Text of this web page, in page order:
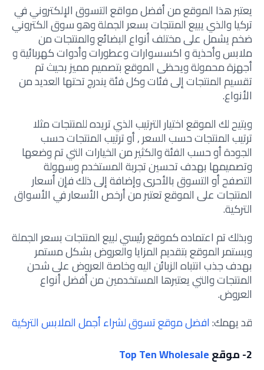
يعتبر هذا الموقع من أفضل مواقع التسوق الإلكتروني في
تركيا والذي يبيع المنتجات بسعر الجملة وهو سوق الكتروني
ضخم يشمل على مختلف أنواع البضائع والمنتجات من
ملابس وأحذية و اكسسوارات وعطورات وأدوات كهربائية و
أجهزة محمولة ويحظى الموقع بتصميم مميز بحيث تم
تقسيم المنتجات إلى فئات وكل فئة يندرج تحتها العديد من
الأنواع.
ويتيح لك الموقع اختيار الترتيب الذي تريده للمنتجات مثلا
ترتيب المنتجات حسب السعر , أو ترتيب المنتجات حسب
الجودة أو حسب الفئة والكثير من الخيارات التي تم وضعها
وتصميمها بهدف تحسين تجربة المستخدم وسهولة
التصفح أو التسوق بالأحرى وإضافة إلى ذلك فإن أسعار
المنتجات على الموقع تعتبر من أرخص الأسعار في الأسواق
التركية.
وبذلك تم اعتماده كموقع رئيسي لبيع المنتجات بسعر الجملة
ويستمر الموقع بتقديم المزايا والعروض بشكل مستمر
بهدف جذب انتباه الزبائن اليه وخاصة العروض على شحن
المنتجات والتي يعتبرها المستخدمين من أفضل أنواع
العروض.
قد يهمك:افضل موقع تسوق لشراء أجمل الملابس التركية
2- موقع
Top Ten Wholesale